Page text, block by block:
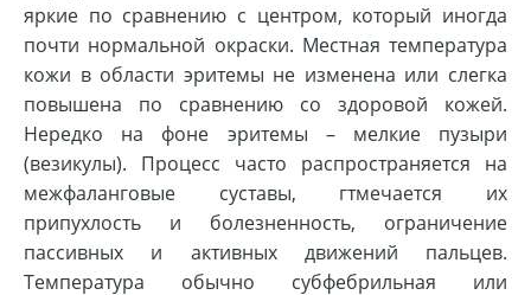
яркие по сравнению с центром, который иногда
почти нормальной окраски. Местная температура
кожи в области эритемы не изменена или слегка
повышена по сравнению со здоровой кожей.
Нередко на фоне эритемы – мелкие пузыри
(везикулы). Процесс часто распространяется на
межфаланговые суставы, гтмечается их
припухлость и болезненность, ограничение
пассивных и активных движений пальцев.
Температура обычно субфебрильная или